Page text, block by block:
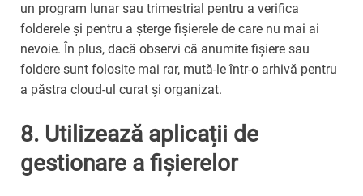
un program lunar sau trimestrial pentru a verifica
folderele și pentru a șterge fișierele de care nu mai ai
nevoie. În plus, dacă observi că anumite fișiere sau
foldere sunt folosite mai rar, mută-le într-o arhivă pentru
a păstra cloud-ul curat și organizat.
8. Utilizează aplicații de
gestionare a fișierelor